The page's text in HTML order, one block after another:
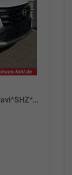
Black Line 1.6 T-GDi HEV AT Android Auto*Navi*SHZ*Kamera*2Z Klimaauto*